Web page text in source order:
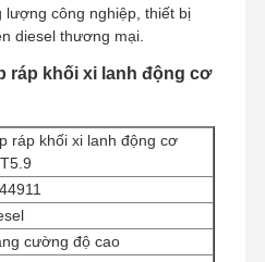
lượng công nghiệp, thiết bị
diesel thương mại.
ráp khối xi lanh động cơ
ráp khối xi lanh động cơ
cường độ cao